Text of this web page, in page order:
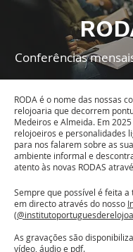
Conferências
RODA é o nome das nossas
relojoaria que decorrem
Medeiros e Almeida. Em
relojoeiros e personalidades
para nos falarem sobre as
ambiente informal e
atento às novas RODAS
​Sempre que possível é feita
em directo através do nosso
As gravações são
vídeo, áudio e pdf.